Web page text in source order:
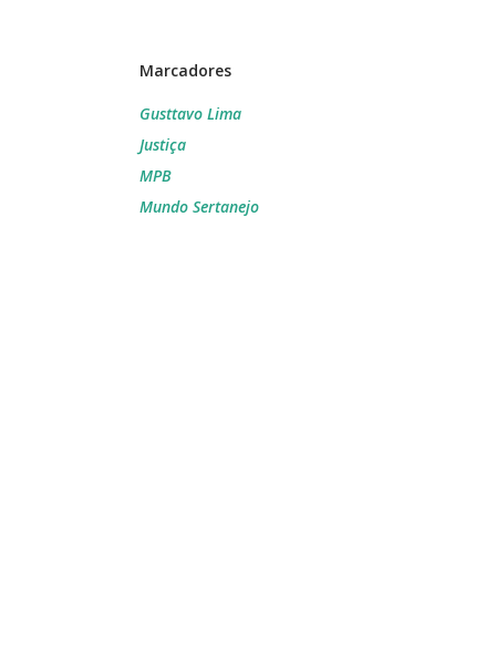
Marcadores
Gusttavo Lima
Justiça
MPB
Mundo Sertanejo